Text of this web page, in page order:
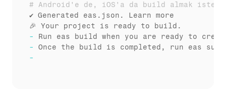
# Android'e de, iOS'a da build almak
✔ Generated eas.json. Learn more
-
-
-